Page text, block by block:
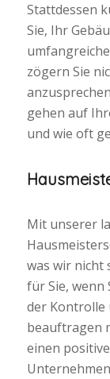
Stattdessen
Sie, Ihr
zögern Sie
gehen auf
und wie oft
Mit unserer
was wir nicht
für Sie,
der Kontrolle
beauftragen
einen